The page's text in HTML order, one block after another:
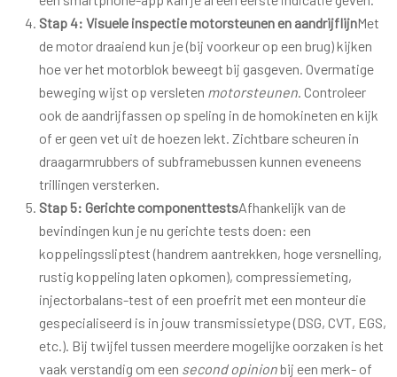
Stap 4: Visuele inspectie motorsteunen en aandrijflijnMet
de motor draaiend kun je (bij voorkeur op een brug) kijken
hoe ver het motorblok beweegt bij gasgeven. Overmatige
beweging wijst op versleten motorsteunen. Controleer
ook de aandrijfassen op speling in de homokineten en kijk
of er geen vet uit de hoezen lekt. Zichtbare scheuren in
draagarmrubbers of subframebussen kunnen eveneens
trillingen versterken.
Stap 5: Gerichte componenttestsAfhankelijk van de
bevindingen kun je nu gerichte tests doen: een
koppelingssliptest (handrem aantrekken, hoge versnelling,
rustig koppeling laten opkomen), compressiemeting,
injectorbalans-test of een proefrit met een monteur die
gespecialiseerd is in jouw transmissietype (DSG, CVT, EGS,
etc.). Bij twijfel tussen meerdere mogelijke oorzaken is het
vaak verstandig om een second opinionbij een merk- of